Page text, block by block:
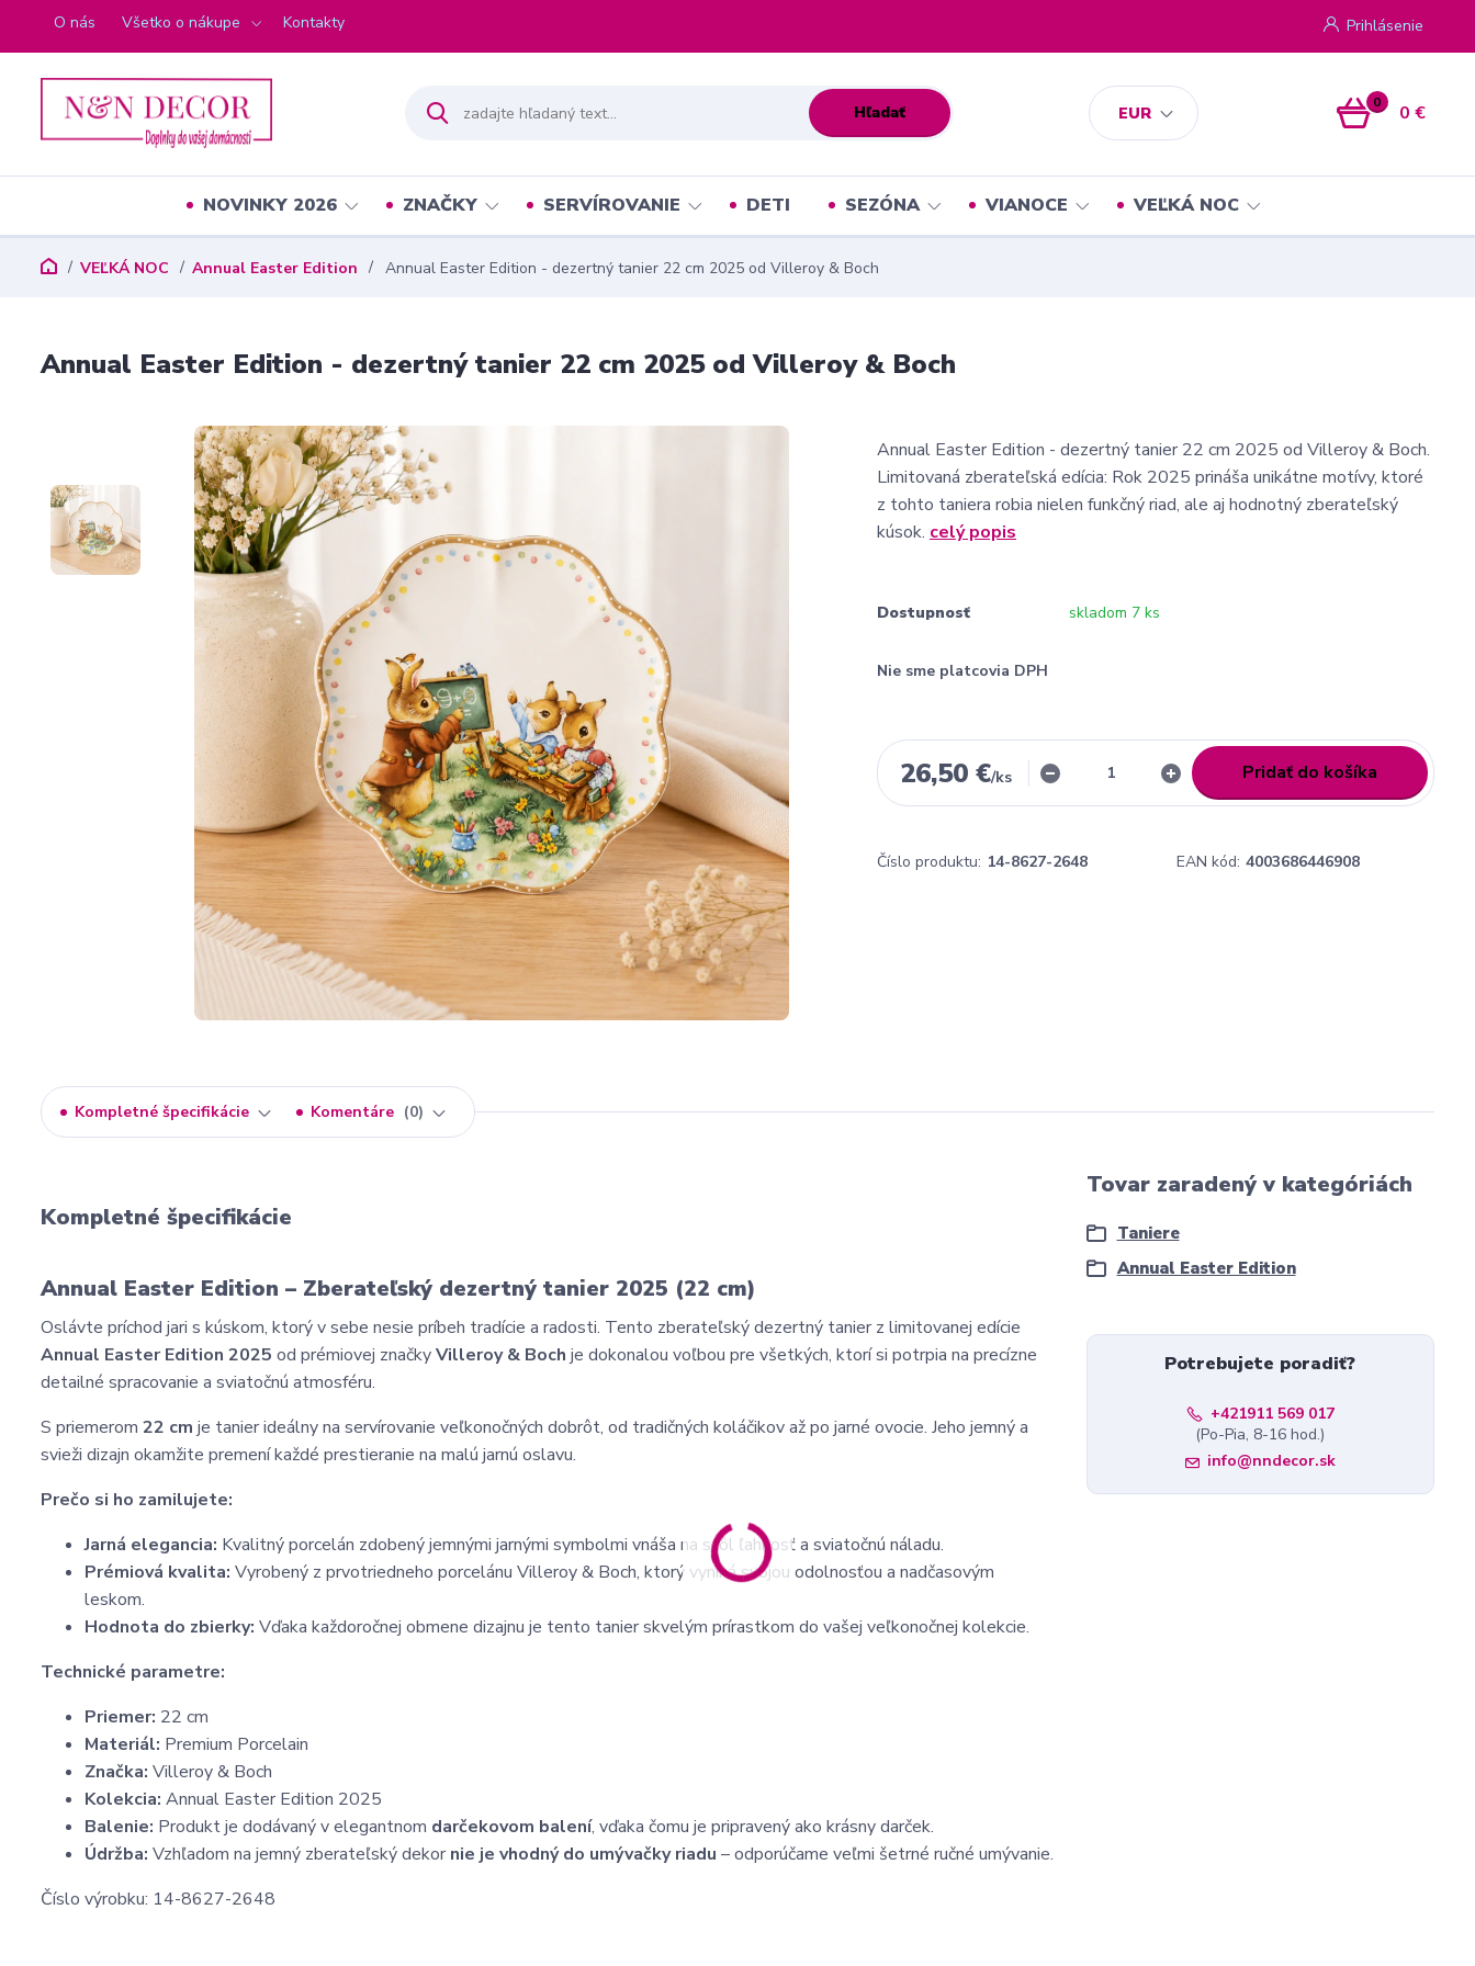
O nás Všetko o nákupe Kontakty
EUR
Prihlásenie
Hľadať 0 0 €
NOVINKY 2026 ZNAČKY SERVÍROVANIE DETI SEZÓNA VIANOCE VEĽKÁ NOC
VEĽKÁ NOC Annual Easter Edition Annual Easter Edition - dezertný tanier 22 cm 2025 od Villeroy & Boch
Annual Easter Edition - dezertný tanier 22 cm 2025 od Villeroy & Boch
Annual Easter Edition - dezertný tanier 22 cm 2025 od Villeroy & Boch.
Limitovaná zberateľská edícia: Rok 2025 prináša unikátne motívy, ktoré
z tohto taniera robia nielen funkčný riad, ale aj hodnotný zberateľský
kúsok. celý popis
Dostupnosť skladom 7 ks
Nie sme platcovia DPH
26,50 €/ks Pridať do košíka
Číslo produktu: 14-8627-2648 EAN kód: 4003686446908
Kompletné špecifikácie Komentáre 0
Kompletné špecifikácie
Annual Easter Edition – Zberateľský dezertný tanier 2025 (22 cm)
Oslávte príchod jari s kúskom, ktorý v sebe nesie príbeh tradície a radosti. Tento zberateľský dezertný tanier z limitovanej edície
Annual Easter Edition 2025 od prémiovej značkyVilleroy & Boch je dokonalou voľbou pre všetkých, ktorí si potrpia na precízne
detailné spracovanie a sviatočnú atmosféru.
S priemerom 22 cm je tanier ideálny na servírovanie veľkonočných dobrôt, od tradičných koláčikov až po jarné ovocie. Jeho jemný a
svieži dizajn okamžite premení každé prestieranie na malú jarnú oslavu.
Prečo si ho zamilujete:
Jarná elegancia: Kvalitný porcelán zdobený jemnými jarnými symbolmi vnáša na stôl ľahkosť a sviatočnú náladu.
Prémiová kvalita: Vyrobený z prvotriedneho porcelánu Villeroy & Boch, ktorý vyniká svojou odolnosťou a nadčasovým
leskom.
Hodnota do zbierky: Vďaka každoročnej obmene dizajnu je tento tanier skvelým prírastkom do vašej veľkonočnej kolekcie.
Technické parametre:
Priemer: 22 cm
Materiál: Premium Porcelain
Značka: Villeroy & Boch
Kolekcia: Annual Easter Edition 2025
Balenie: Produkt je dodávaný v elegantnom darčekovom balení, vďaka čomu je pripravený ako krásny darček.
Údržba: Vzhľadom na jemný zberateľský dekor nie je vhodný do umývačky riadu – odporúčame veľmi šetrné ručné umývanie.
Číslo výrobku: 14-8627-2648
Tovar zaradený v kategóriách
Taniere
Annual Easter Edition
Potrebujete poradiť?
+421911 569 017
(Po-Pia, 8-16 hod.)
info@nndecor.sk